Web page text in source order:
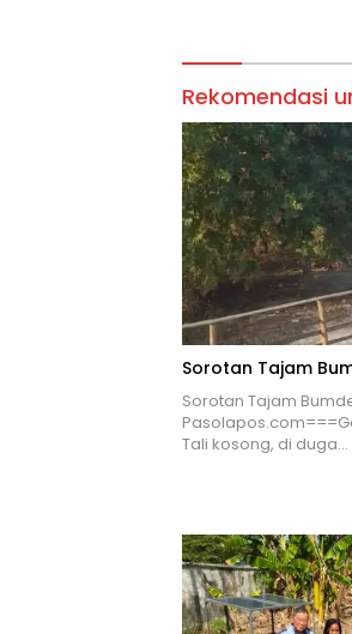
Rekomendasi
Sorotan Tajam
Sorotan Tajam
Tali kosong, di duga…